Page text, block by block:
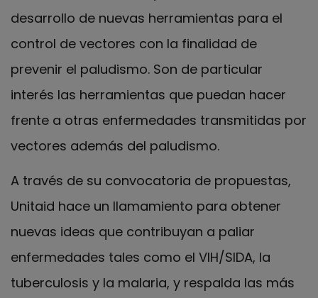
desarrollo de nuevas herramientas para el
control de vectores con la finalidad de
prevenir el paludismo. Son de particular
interés las herramientas que puedan hacer
frente a otras enfermedades transmitidas por
vectores además del paludismo.
A través de su convocatoria de propuestas,
Unitaid hace un llamamiento para obtener
nuevas ideas que contribuyan a paliar
enfermedades tales como el VIH/SIDA, la
tuberculosis y la malaria, y respalda las más